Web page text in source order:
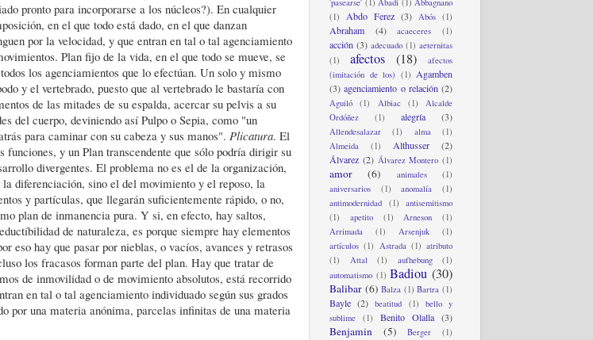
pronto para incorporarse a los núcleos?). En cualquier
en el que todo está dado, en el que danzan
por la velocidad, y que entran en tal o tal agenciamiento
Plan fijo de la vida, en el que todo se mueve, se
los agenciamientos que lo efectúan. Un solo y mismo
y el vertebrado, puesto que al vertebrado le bastaría con
de las mitades de su espalda, acercar su pelvis a su
del cuerpo, deviniendo así Pulpo o Sepia, como "un
para caminar con su cabeza y sus manos". Plicatura. El
y un Plan transcendente que sólo podría dirigir su
divergentes. El problema no es el de la organización,
diferenciación, sino el del movimiento y el reposo, la
y partículas, que llegarán suficientemente rápido, o no,
plan de inmanencia pura. Y si, en efecto, hay saltos,
de naturaleza, es porque siempre hay elementos
eso hay que pasar por nieblas, o vacíos, avances y retrasos
los fracasos forman parte del plan. Hay que tratar de
de inmovilidad o de movimiento absolutos, está recorrido
en tal o tal agenciamiento individuado según sus grados
por una materia anónima, parcelas infinitas de una materia
'pasearse' (1) Abadi (1) Abbagnano
(1)
Abdo Ferez (3) Abós (1)
Abraham (4) acaeceres (1)
acción (3) adecuado (1) aeternitas
(1)
afectos (18)
afectos
(imitación de los) (1) Agamben
(3) agenciamiento o relación (2)
Aguiló (1) Albiac (1)
Alcalde
Ordóñez
(1) alegría (3)
Allendesalazar (1) alma
(1)
Almeida
(1) Althusser
(2)
Álvarez (2) Álvarez Montero (1)
amor (6) animales
(1)
aniversarios
(1) anomalía
(1)
antimodernidad
(1)
antisemitismo
(1)
apetito (1) Arneson
(1)
Arrimada
(1) Arsenjuk
(1)
artículos (1) Astrada (1) atributo
(1)
Attal (1) aufhebung
(1)
automatismo (1) Badiou (30)
Balibar (6) Balza (1) Bartra (1)
Bayle (2) beatitud (1)
bello y
sublime
(1) Benito Olalla (3)
Benjamin (5) Berger
(1)